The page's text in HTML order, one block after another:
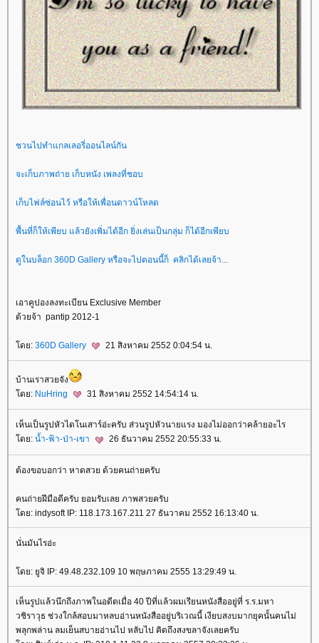
ชวนไปทำแกลเลอรี่ออนไลน์กัน
จะเก็บภาพถ่าย เก็บหนัง เพลงที่ชอบ
เก็บไฟล์ซ่อนไว้ หรือให้เพื่อนดาวน์โหลด
พื้นที่ก็ให้เพียบ แล้วยังเพิ่มได้อีก ยิ่งเล่นเป็นกลุ่ม ก็ได้อีกเพียบ
ดูในบล็อก 360D Gallery หรือจะไปตอนนี้ก็ คลิกได้เลยจ้า...
เอาคูปองลงทะเบียน Exclusive Member
ด้วยจ้า pantip 2012-1
ดย: 360D Gallery 21 สิงหาคม 2552 0:04:54 น.
บ้านเราสวยจัง
ดย: NuHring 31 สิงหาคม 2552 14:54:14 น.
เห็นเป็นรูปหัวไดโนเสาร์อ่ะครับ ส่วนรูปหัวนายแรง มองไม่ออกว่าคล้ายอะไร
ดย: น้ำ-ฟ้า-ป่า-เขา 26 ธันวาคม 2552 20:55:33 น.
ต้องขอบอกว่า หาดสวย ด้วยคนถ่ายครับ
คนถ่ายฝีมือดีครับ ยอมรับเลย ภาพสวยครับ
ดย: indysoft IP: 118.173.167.211 27 ธันวาคม 2552 16:13:40 น.
นั่นมันไรอ่ะ
ดย: ยูจิ IP: 49.48.232.109 10 พฤษภาคม 2555 13:29:49 น.
เห็นรูปแล้วนึกถึงภาพในอดีตเมื่อ 40 ปีที่แล้วผมเรียนหนังสืออยู่ที่ ร.ร.มหา
วชิราวุธ ช่วงใกล้สอบมาหลบอ่านหนังสืออยู่บริเวณนี้ เงียบสงบมากยุคนั้นคนไม่
พลุกพล่าน ลมเย็นสบายอ่านไป หลับไป คิดถึงสงขลาจังเลยครับ